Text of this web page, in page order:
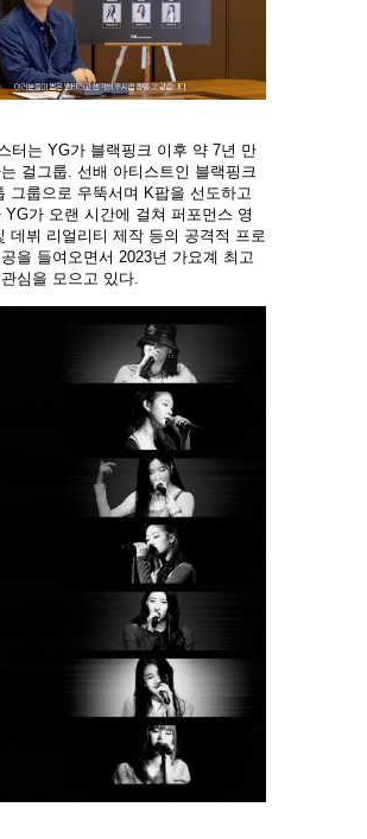
터는 YG가 블랙핑크 이후 약 7년 만
걸그룹. 선배 아티스트인 블랙핑크
그룹으로 우뚝서며 K팝을 선도하고
YG가 오랜 시간에 걸쳐 퍼포먼스 영
데뷔 리얼리티 제작 등의 공격적 프로
을 들여오면서 2023년 가요계 최고
심을 모으고 있다.